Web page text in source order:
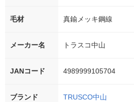
毛材 真鍮メッキ鋼線
メーカー名 トラスコ中山
JANコード 4989999105704
ブランド TRUSCO中山